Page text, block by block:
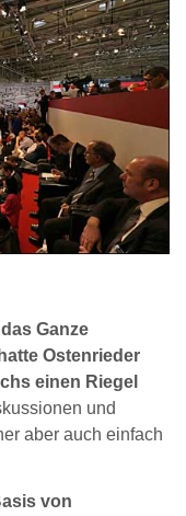
Ganze
Ostenrieder
einen Riegel
und
aber auch einfach
von